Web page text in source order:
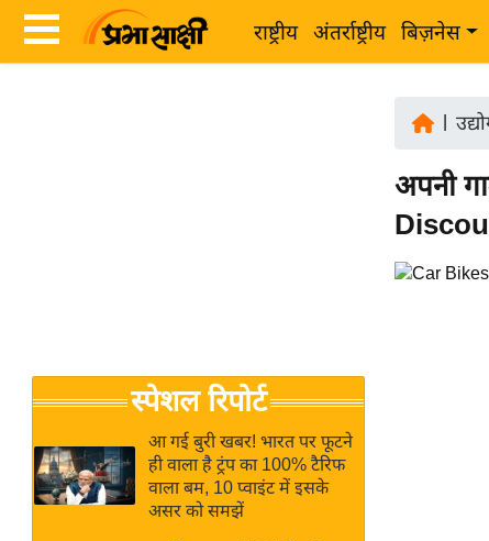
राष्ट्रीय अंतर्राष्ट्रीय बिज़नेस
Breaking
News in
Hindi
Hindi
जगत
राय
बजट
स्पेशल रिपोर्ट
आ गई बुरी खबर! भारत पर फूटने
ही वाला है ट्रंप का 100% टैरिफ
वाला बम, 10 प्वाइंट में इसके
असर को समझें
अपनी